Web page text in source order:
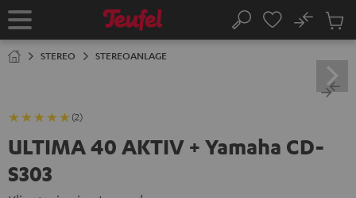
Startseite Suche
No
STEREO STEREOANLAGE
(2)
ULTIMA 40 AKTIV + Yamaha CD-
S303